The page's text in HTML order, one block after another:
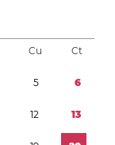
Cu Ct
5 6
12 13